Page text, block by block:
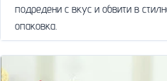
подредени с вкус и обвити в
опаковка.